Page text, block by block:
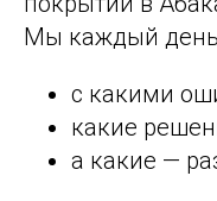
Мы каждый
с какими
какие
а какие —